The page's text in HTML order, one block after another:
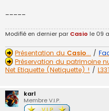
-----
Modifié en dernier par Casio le 09
Présentation du Casio... /
Préservation du patrimoine
Net Etiquette (Netiquette) ! /
karl
Membre V.I.P.